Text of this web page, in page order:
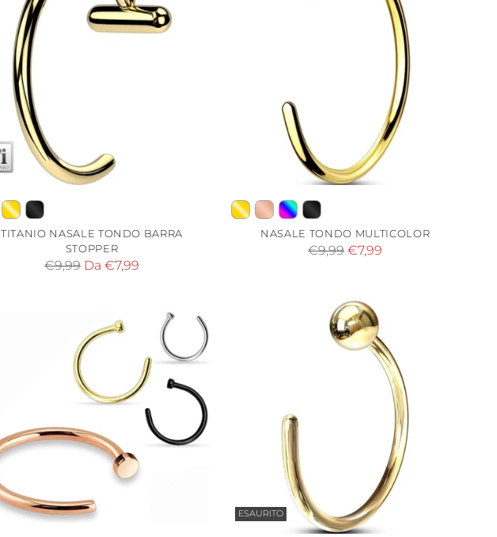
TITANIO NASALE TONDO BARRA
STOPPER
Prezzo
€9,99 Da €7,99
NASALE TONDO MULTICOLOR
Prezzo
€9,99 €7,99
ESAURITO